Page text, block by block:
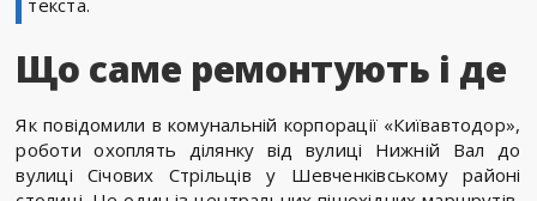
текста.
Що саме ремонтують і де
Як повідомили в комунальній корпорації «Київавтодор»,
роботи охоплять ділянку від вулиці Нижній Вал до
вулиці Січових Стрільців у Шевченківському районі